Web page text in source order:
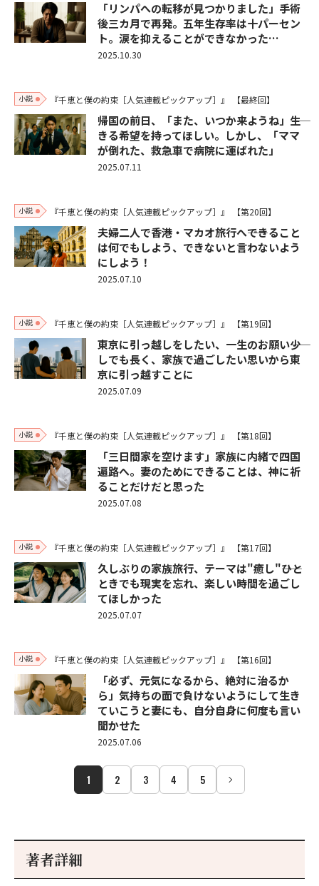
「リンパへの転移が見つかりました」手術
後三カ月で再発。五年生存率は十パーセン
ト。涙を抑えることができなかった…
2025.10.30
小説 『千恵と僕の約束［人気連載ピックアップ］』 【最終回】
帰国の前日、「また、いつか来ようね」――生
きる希望を持ってほしい。しかし、「ママ
が倒れた、救急車で病院に運ばれた」
2025.07.11
小説 『千恵と僕の約束［人気連載ピックアップ］』 【第20回】
夫婦二人で香港・マカオ旅行へ――できること
は何でもしよう、できないと言わないよう
にしよう！
2025.07.10
小説 『千恵と僕の約束［人気連載ピックアップ］』 【第19回】
東京に引っ越しをしたい、一生のお願い――少
しでも長く、家族で過ごしたい思いから東
京に引っ越すことに
2025.07.09
小説 『千恵と僕の約束［人気連載ピックアップ］』 【第18回】
「三日間家を空けます」家族に内緒で四国
遍路へ。妻のためにできることは、神に祈
ることだけだと思った
2025.07.08
小説 『千恵と僕の約束［人気連載ピックアップ］』 【第17回】
久しぶりの家族旅行、テーマは"癒し"――ひと
ときでも現実を忘れ、楽しい時間を過ごし
てほしかった
2025.07.07
小説 『千恵と僕の約束［人気連載ピックアップ］』 【第16回】
「必ず、元気になるから、絶対に治るか
ら」気持ちの面で負けないようにして生き
ていこうと妻にも、自分自身に何度も言い
聞かせた
2025.07.06
1 2 3 4 5
著者詳細